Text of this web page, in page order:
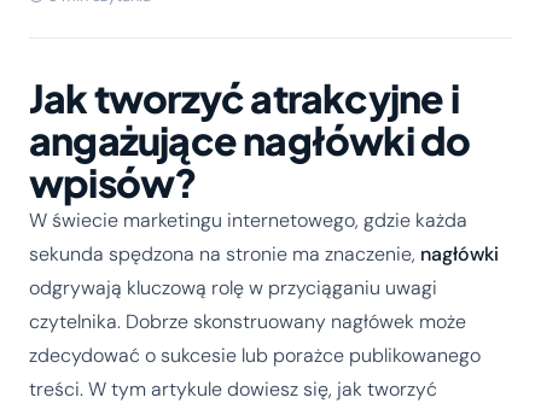
Jak tworzyć atrakcyjne i
angażujące nagłówki do
wpisów?
W świecie marketingu internetowego, gdzie każda
sekunda spędzona na stronie ma znaczenie, nagłówki
odgrywają kluczową rolę w przyciąganiu uwagi
czytelnika. Dobrze skonstruowany nagłówek może
zdecydować o sukcesie lub porażce publikowanego
treści. W tym artykule dowiesz się, jak tworzyć